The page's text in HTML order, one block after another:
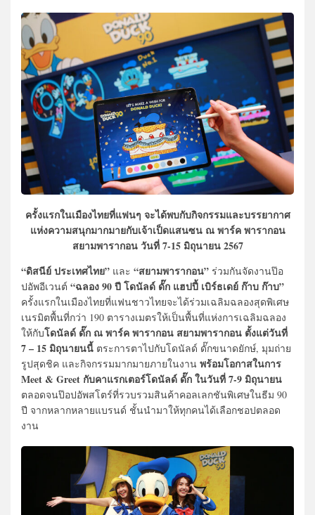
ครั้งแรกในเมืองไทยที่แฟนๆ จะได้พบกับกิจกรรมและบรรยากาศ
แห่งความสนุกมากมายกับเจ้าเป็ดแสนซน ณ พาร์ค พารากอน
สยามพารากอน วันที่ 7-15 มิถุนายน 2567
“ดิสนีย์ ประเทศไทย” และ “สยามพารากอน” ร่วมกันจัดงานป๊อ
ปอัพอีเวนต์ “ฉลอง 90 ปี โดนัลด์ ดั๊ก แฮปปี้ เบิร์ธเดย์ ก๊าบ ก๊าบ”
ครั้งแรกในเมืองไทยที่แฟนชาวไทยจะได้ร่วมเฉลิมฉลองสุดพิเศษ
เนรมิตพื้นที่กว่า 190 ตารางเมตรให้เป็นพื้นที่แห่งการเฉลิมฉลอง
ให้กับโดนัลด์ ดั๊ก ณ พาร์ค พารากอน สยามพารากอน ตั้งแต่วันที่
7 – 15 มิถุนายนนี้ ตระการตาไปกับโดนัลด์ ดั๊กขนาดยักษ์, มุมถ่าย
รูปสุดชิค และกิจกรรมมากมายภายในงาน พร้อมโอกาสในการ
Meet & Greet กับคาแรกเตอร์โดนัลด์ ดั๊ก ในวันที่ 7-9 มิถุนายน
ตลอดจนป๊อปอัพสโตร์ที่รวบรวมสินค้าคอลเลกชันพิเศษในธีม 90
ปี จากหลากหลายแบรนด์ ชั้นนำมาให้ทุกคนได้เลือกชอปตลอด
งาน